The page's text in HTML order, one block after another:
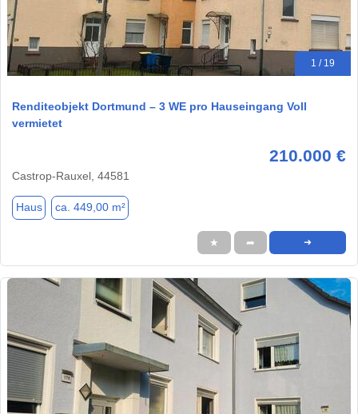
1 / 19
Renditeobjekt Dortmund – 3 WE pro Hauseingang Voll
vermietet
210.000 €
Castrop-Rauxel, 44581
Haus ca. 449,00 m²
★ ➦ ➜